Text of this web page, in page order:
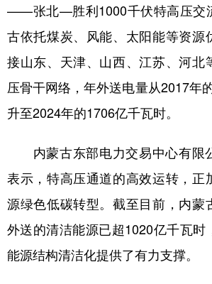
彩票 娱乐 时尚
公益 一带一路 亚太网
文化产业
地方频道
北京 天津 河北
辽宁 吉林 上海
浙江 安徽 福建
山东 河南 湖北
——张北—胜利1000千伏特高压交
古依托煤炭、风能、太阳能等资源
接山东、天津、山西、江苏、河北
压骨干网络，年外送电量从2017年
升至2024年的1706亿千瓦时。
内蒙古东部电力交易中心有限
表示，特高压通道的高效运转，正
源绿色低碳转型。截至目前，内蒙
外送的清洁能源已超1020亿千瓦时
能源结构清洁化提供了有力支撑。